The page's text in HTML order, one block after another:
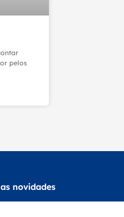
pelos
novidades